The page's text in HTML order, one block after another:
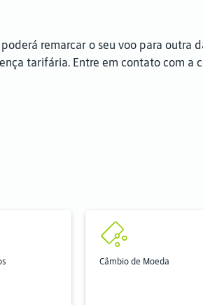
remarcar o seu voo para
tarifária. Entre em contato com a
Câmbio de Moeda